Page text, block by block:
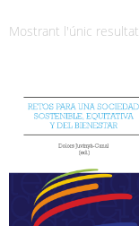
Mostrant l'únic resultat